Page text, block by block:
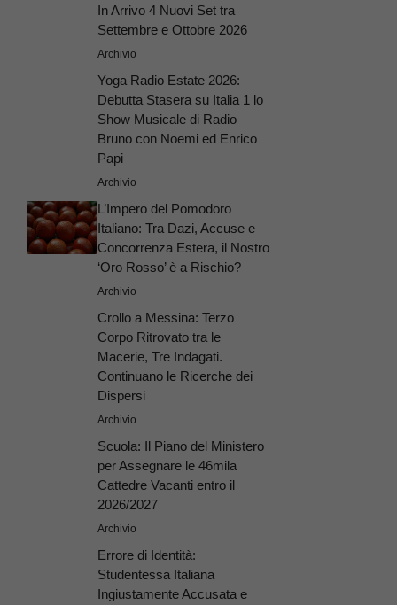
In Arrivo 4 Nuovi Set tra
Settembre e Ottobre 2026
Archivio
Yoga Radio Estate 2026:
Debutta Stasera su Italia 1 lo
Show Musicale di Radio
Bruno con Noemi ed Enrico
Papi
Archivio
L’Impero del Pomodoro
Italiano: Tra Dazi, Accuse e
Concorrenza Estera, il Nostro
‘Oro Rosso’ è a Rischio?
Archivio
Crollo a Messina: Terzo
Corpo Ritrovato tra le
Macerie, Tre Indagati.
Continuano le Ricerche dei
Dispersi
Archivio
Scuola: Il Piano del Ministero
per Assegnare le 46mila
Cattedre Vacanti entro il
2026/2027
Archivio
Errore di Identità:
Studentessa Italiana
Ingiustamente Accusata e